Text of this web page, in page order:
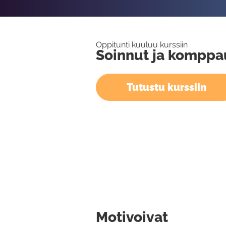
Oppitunti kuuluu kurssiin
Soinnut ja
Tutustu kurssiin
Motivoivat